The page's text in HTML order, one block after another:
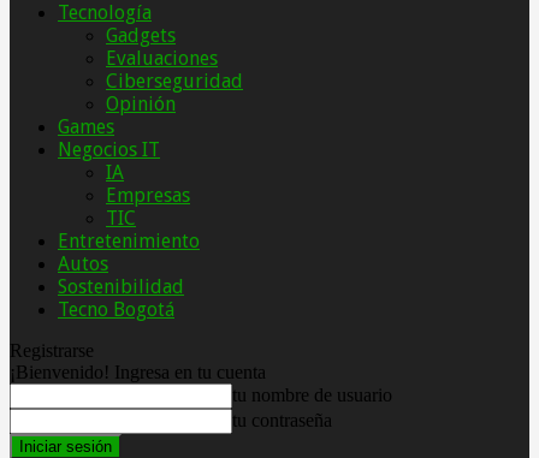
Tecnología
Gadgets
Evaluaciones
Ciberseguridad
Opinión
Games
Negocios IT
IA
Empresas
TIC
Entretenimiento
Autos
Sostenibilidad
Tecno Bogotá
Registrarse
¡Bienvenido! Ingresa en tu cuenta
tu nombre de usuario
tu contraseña